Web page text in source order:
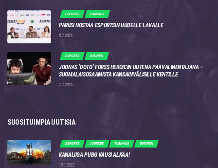
ESPORTS TURNAUS
PARIISI NOSTAA ESPORTSIN UUDELLE LAVALLE
8.7.2026
ESPORTS UUTINEN
JOONAS ‘DOTO’ FORSS HEROICIN UUTENA PÄÄVALMENTAJANA –
SUOMALAISOSAAMISTA KANSAINVÄLISILLE KENTILLE
7.7.2026
SUOSITUIMPIA UUTISIA
ESPORTS JOUKKUE TURNAUS UUTINEN
KANALIIGA PUBG KAUSI ALKAA!
10.1.2022